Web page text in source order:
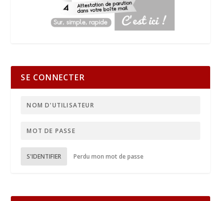
SE CONNECTER
S'IDENTIFIER Perdu mon mot de passe